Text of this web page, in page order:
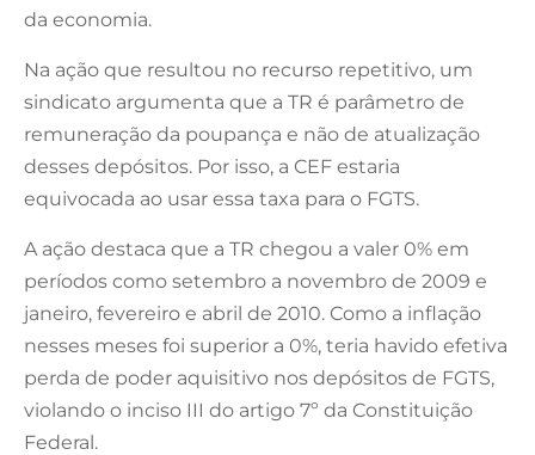
da economia.
Na ação que resultou no recurso repetitivo, um
sindicato argumenta que a TR é parâmetro de
remuneração da poupança e não de atualização
desses depósitos. Por isso, a CEF estaria
equivocada ao usar essa taxa para o FGTS.
A ação destaca que a TR chegou a valer 0% em
períodos como setembro a novembro de 2009 e
janeiro, fevereiro e abril de 2010. Como a inflação
nesses meses foi superior a 0%, teria havido efetiva
perda de poder aquisitivo nos depósitos de FGTS,
violando o inciso III do artigo 7º da Constituição
Federal.